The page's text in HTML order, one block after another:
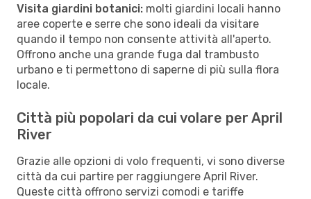
Visita giardini botanici: molti giardini locali hanno
aree coperte e serre che sono ideali da visitare
quando il tempo non consente attività all'aperto.
Offrono anche una grande fuga dal trambusto
urbano e ti permettono di saperne di più sulla flora
locale.
Città più popolari da cui volare per April
River
Grazie alle opzioni di volo frequenti, vi sono diverse
città da cui partire per raggiungere April River.
Queste città offrono servizi comodi e tariffe